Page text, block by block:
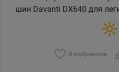
шин Davanti DX640 для
В избранное